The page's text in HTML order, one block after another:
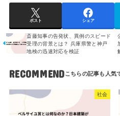
ポスト シェア
斎藤知事の告発状、異例のスピード
受理の背景とは？ 兵庫県警と神戸
地検の迅速対応を検証
RECOMMEND
社会